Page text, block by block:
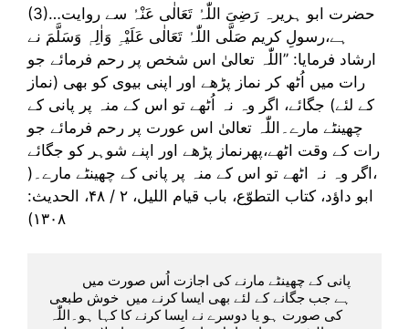
(3)…حضرت ابو ہریرہ رَضِیَ اللّٰہُ تَعَالٰی عَنْہُ سے روایت
ہے،رسولِ کریم صَلَّی اللّٰہُ تَعَالٰی عَلَیْہِ وَاٰلِہٖ وَسَلَّمَ نے
ارشاد فرمایا: ’’اللّٰہ تعالیٰ اس شخص پر رحم فرمائے جو
رات میں اُٹھ کر نماز پڑھے اور اپنی بیوی کو بھی (نماز
کے لئے) جگائے، اگر وہ نہ اُٹھے تو اس کے منہ پر پانی کے
چھینٹے مارے۔اللّٰہ تعالیٰ اس عورت پر رحم فرمائے جو
رات کے وقت اٹھے،پھرنماز پڑھے اور اپنے شوہر کو جگائے
،اگر وہ نہ اٹھے تو اس کے منہ پر پانی کے چھینٹے مارے۔(
ابو داؤد، کتاب التطوّع، باب قیام اللیل، ۲ / ۴۸، الحدیث:
۱۳۰۸)